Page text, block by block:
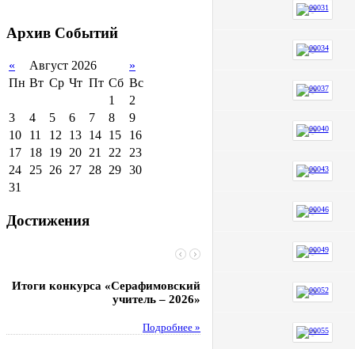
поддержки обучающихся
сотрудничество
Организация питания в
образовательной
организации
Архив Событий
« Август 2026
»
Пн Вт Ср Чт Пт Сб Вс
1
2
3
4 5 6 7 8
9
10
11 12 13 14 15
16
17
18 19 20 21 22 23
24 25 26 27 28 29 30
31
Достижения
Итоги конкурса «Серафимовский
учитель – 2026»
Подробнее »
Чебаненко Глеб стал
областных